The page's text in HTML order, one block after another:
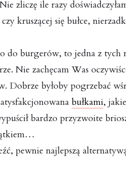
zliczę ile razy
kruszącej się bułce,
do burgerów, to jedna z tych
Nie zachęcam Was
Dobrze byłoby pogrzebać
bułkami,
bardzo przyzwoite
pewnie najlepszą